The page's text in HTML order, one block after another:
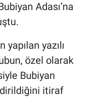
Adası’na
yazılı
özel olarak
Bubiyan
itiraf